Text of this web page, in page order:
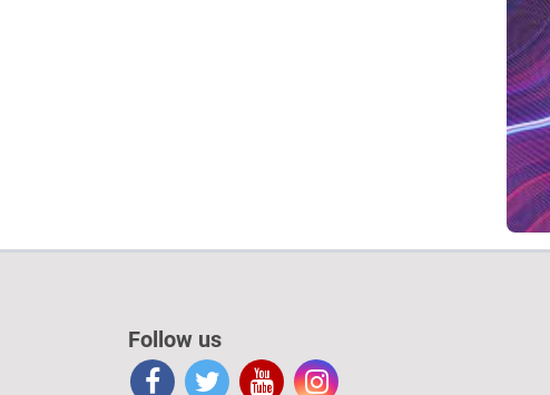
Follow us